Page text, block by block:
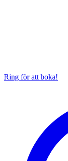
Ring för att boka!